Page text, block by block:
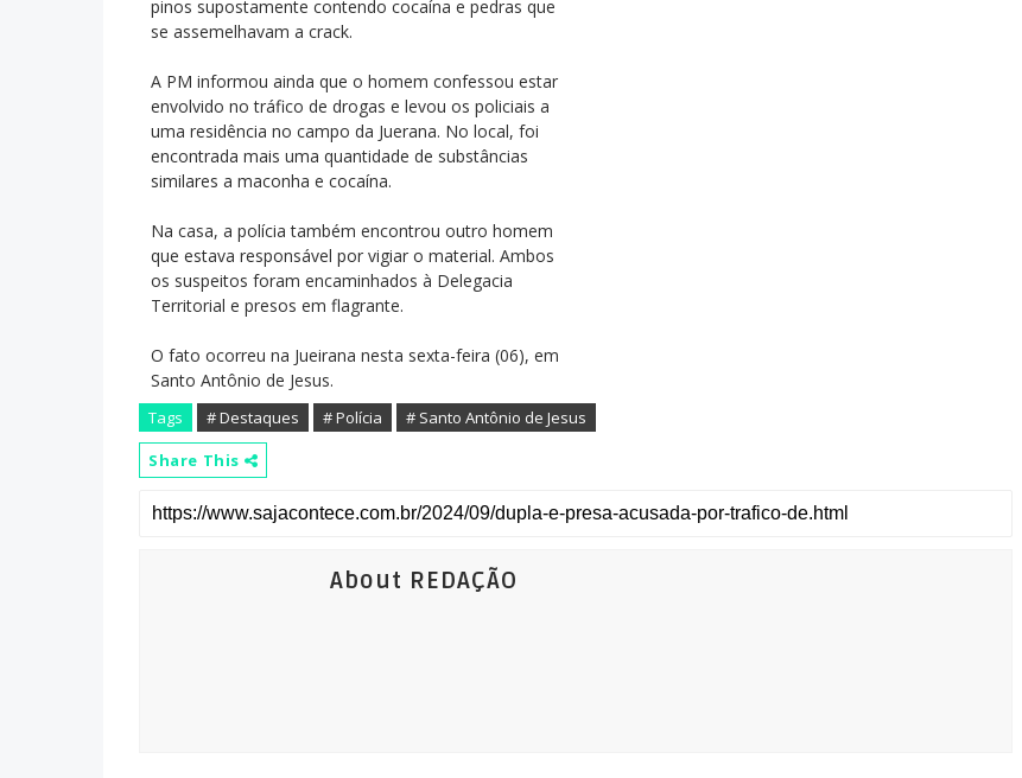
pinos supostamente contendo cocaína e pedras que
se assemelhavam a crack.
A PM informou ainda que o homem confessou estar
envolvido no tráfico de drogas e levou os policiais a
uma residência no campo da Juerana. No local, foi
encontrada mais uma quantidade de substâncias
similares a maconha e cocaína.
Na casa, a polícia também encontrou outro homem
que estava responsável por vigiar o material. Ambos
os suspeitos foram encaminhados à Delegacia
Territorial e presos em flagrante.
O fato ocorreu na Jueirana nesta sexta-feira (06), em
Santo Antônio de Jesus.
Tags # Destaques # Polícia
# Santo Antônio de Jesus
Share This
About REDAÇÃO